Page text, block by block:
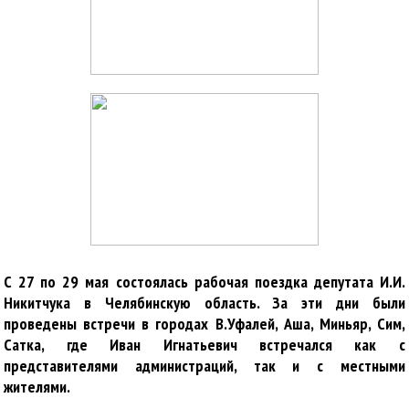
С 27 по 29 мая состоялась рабочая поездка депутата И.И.
Никитчука в Челябинскую область. За эти дни были
проведены встречи в городах В.Уфалей, Аша, Миньяр, Сим,
Сатка, где Иван Игнатьевич встречался как с
представителями администраций, так и с местными
жителями.